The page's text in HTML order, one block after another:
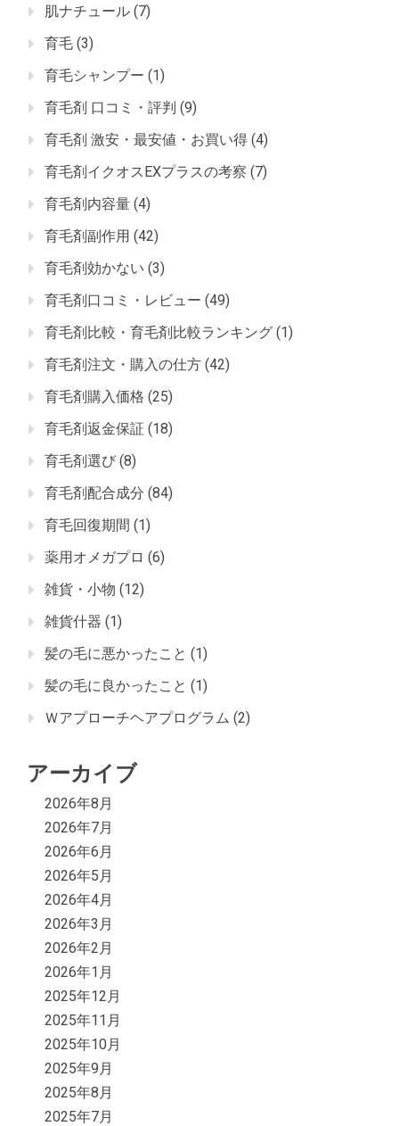
肌ナチュール (7)
育毛 (3)
育毛シャンプー (1)
育毛剤 口コミ・評判 (9)
育毛剤 激安・最安値・お買い得 (4)
育毛剤イクオスEXプラスの考察 (7)
育毛剤内容量 (4)
育毛剤副作用 (42)
育毛剤効かない (3)
育毛剤口コミ・レビュー (49)
育毛剤比較・育毛剤比較ランキング (1)
育毛剤注文・購入の仕方 (42)
育毛剤購入価格 (25)
育毛剤返金保証 (18)
育毛剤選び (8)
育毛剤配合成分 (84)
育毛回復期間 (1)
薬用オメガプロ (6)
雑貨・小物 (12)
雑貨什器 (1)
髪の毛に悪かったこと (1)
髪の毛に良かったこと (1)
Ｗアプローチヘアプログラム (2)
アーカイブ
2026年8月
2026年7月
2026年6月
2026年5月
2026年4月
2026年3月
2026年2月
2026年1月
2025年12月
2025年11月
2025年10月
2025年9月
2025年8月
2025年7月